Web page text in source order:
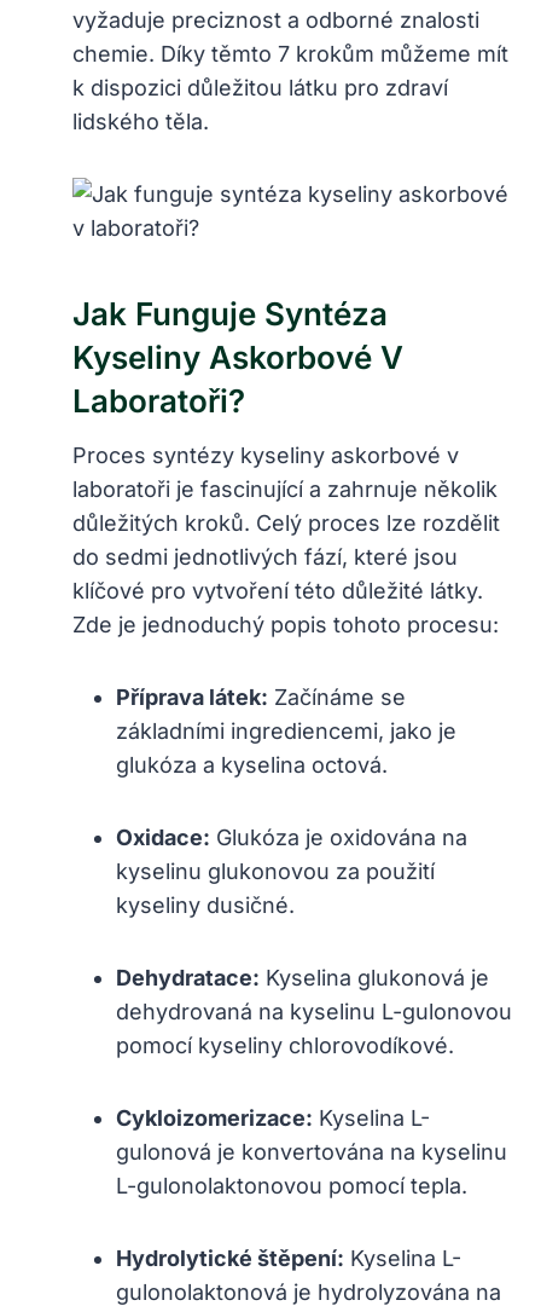
vyžaduje preciznost a odborné znalosti
chemie. Díky těmto 7 krokům můžeme mít
k dispozici důležitou látku pro zdraví
lidského těla.
Jak Funguje Syntéza
Kyseliny Askorbové V
Laboratoři?
Proces syntézy kyseliny askorbové v
laboratoři je fascinující a zahrnuje několik
důležitých kroků. Celý proces lze rozdělit
do sedmi jednotlivých fází, které jsou
klíčové pro vytvoření této důležité látky.
Zde je jednoduchý popis tohoto procesu:
Příprava látek: Začínáme se
základními ingrediencemi, jako je
glukóza a kyselina octová.
Oxidace: Glukóza je oxidována na
kyselinu glukonovou za použití
kyseliny dusičné.
Dehydratace: Kyselina glukonová je
dehydrovaná na kyselinu L-gulonovou
pomocí kyseliny chlorovodíkové.
Cykloizomerizace: Kyselina L-
gulonová je konvertována na kyselinu
L-gulonolaktonovou pomocí tepla.
Hydrolytické štěpení: Kyselina L-
gulonolaktonová je hydrolyzována na